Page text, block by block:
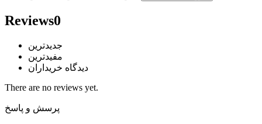
Reviews0
جدیدترین
مفیدترین
دیدگاه خریداران
There are no reviews yet.
پرسش و پاسخ